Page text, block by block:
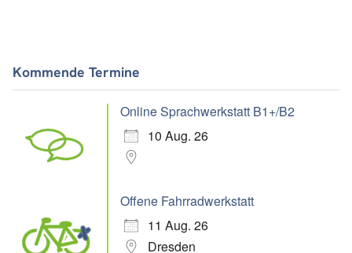
Kommende Termine
Online Sprachwerkstatt B1+/B2
10 Aug. 26
Offene Fahrradwerkstatt
11 Aug. 26
Dresden